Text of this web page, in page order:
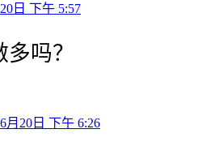
日 下午 5:57
吗？
月20日 下午 6:26